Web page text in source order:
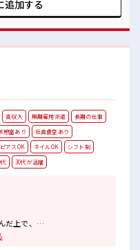
追加する
高収入 無期雇用派遣
長期の仕事
憩室あり
社員食堂あり
ピアスOK ネイルOK
シフト制
30代が活躍
上で、